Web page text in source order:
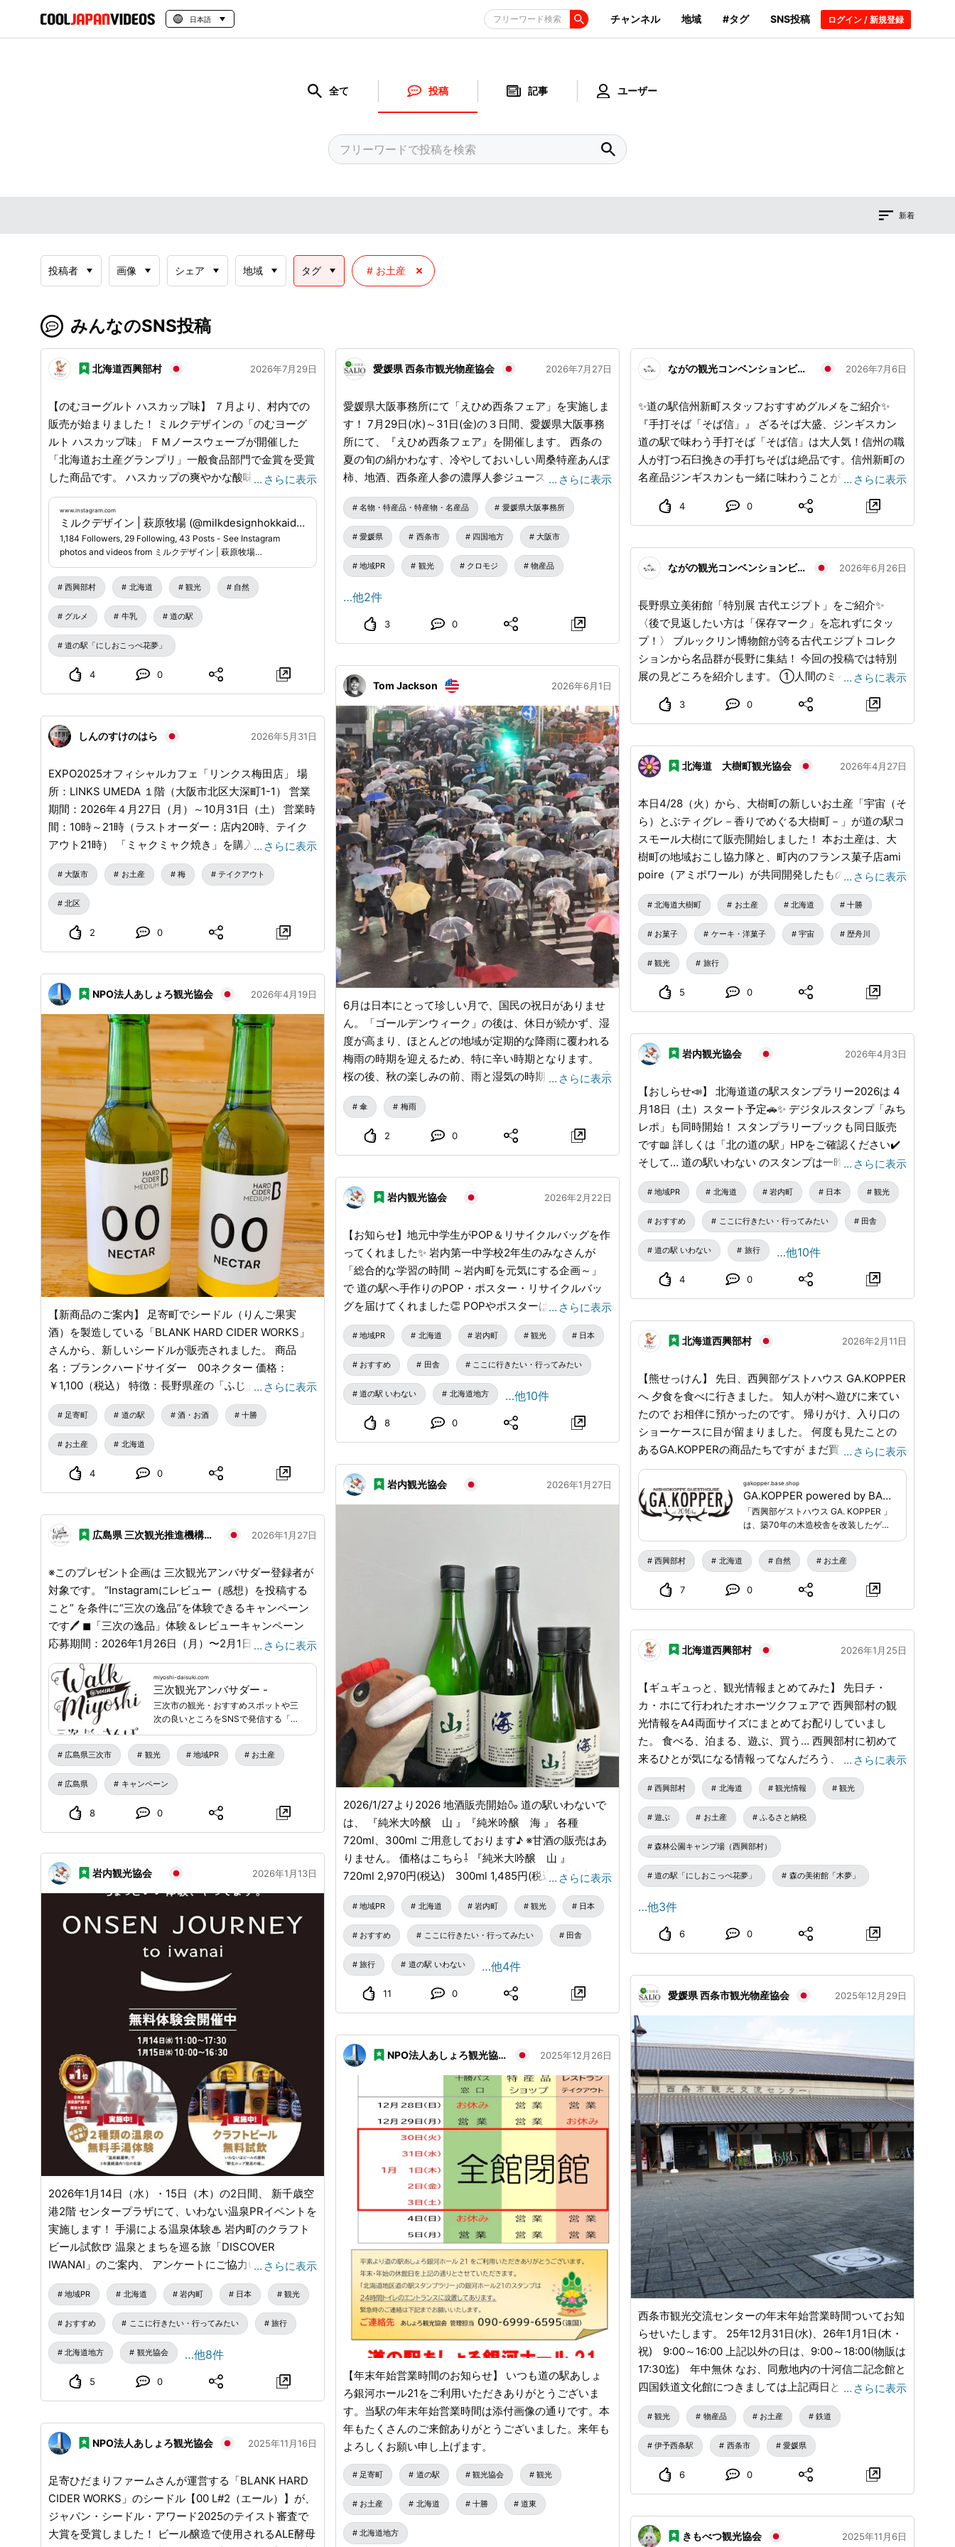
日本語 フリーワード検索 チャンネル 地域 #タグ SNS投稿 ログイン / 新規登録
全て 投稿 記事 ユーザー
新着
投稿者 画像 シェア 地域 タグ お土産
みんなのSNS投稿
北海道西興部村 2026年7月29日
【のむヨーグルト ハスカップ味】 ７月より、村内での
販売が始まりました！ ミルクデザインの「のむヨーグ
ルト ハスカップ味」 ＦＭノースウェーブが開催した
「北海道お土産グランプリ」一般食品部門で金賞を受賞
した商品です。 ハスカップの爽やかな酸味 と のむヨー
グルトの甘みがバランスよく、お土産にも、旅のお供に
もぴったり！ 西興部村内では 道の駅「花夢」、Qマー
トにてお買い求めいただけます。 西興部村にお越しの
際には、どうぞお試しください。 - ミルクデザインは
西興部村で採れたグラスフェッドミルクを加工し、牛
乳、のむヨーグルトの他、チーズやバター等の製造も行
っています。 道の駅 にしおこっぺ「花夢」と ホテル
「森夢」では、ミルクデザインのソフトクリームも食べ
られますよ🍦 – オンラインショップ：
www.milkdesign.jp... Instagram：
www.instagram.com ...#西興部村 #のむヨーグルト #ハ
スカップ #ミルクデザイン #販売開始
… さらに表示
www.instagram.com
ミルクデザイン | 萩原牧場 (@milkdesignhokkaido) • Instagram photos and videos
1,184 Followers, 29 Following, 43 Posts - See Instagram
photos and videos from ミルクデザイン | 萩原牧場
(@milkdesignhokkaido)
西興部村 北海道 観光 自然
グルメ 牛乳 道の駅
道の駅「にしおこっぺ花夢」
4 0
愛媛県 西条市観光物産協会 2026年7月27日
愛媛県大阪事務所にて「えひめ西条フェア」を実施しま
す！ 7月29日(水)～31日(金)の３日間、愛媛県大阪事務
所にて、『えひめ西条フェア』を開催します。 西条の
夏の旬の絹かわなす、冷やしておいしい周桑特産あんぽ
柿、地酒、西条産人参の濃厚人参ジュース、その他加工
品の西条産品をご用意しております。観光のご案内も含
め、多くの方々に西条市へ訪れていただくことができる
よう、西条市の魅力をPRいたします。 近畿圏近隣にお
住まいの皆様、ぜひお立ち寄りください！ 【えひめ西
条市フェア】 ・開催期間 令和8年7月29日（水）～31日
（金）は１７時００まで ・場所 愛媛県大阪事務所 〒
550-0002大阪市西区江戸堀1-9-1 肥後橋センタービル
… さらに表示
名物・特産品・特産物・名産品 愛媛県大阪事務所
愛媛県 西条市 四国地方 大阪市
地域PR 観光 クロモジ 物産品
…他2件
3 0
ながの観光コンベンションビューロー 2026年7月6日
✨道の駅信州新町スタッフおすすめグルメをご紹介✨
『手打そば「そば信」』 ざるそば大盛、ジンギスカン
道の駅で味わう手打そば「そば信」は大人気！信州の職
人が打つ石臼挽きの手打ちそばは絶品です。信州新町の
名産品ジンギスカンも一緒に味わうことができます。
ト」。地元特産の竜峡小梅を使用し、やさしい甘酸っぱ
さが、暑い季節にぴったり。ドライブの休憩にぜひ味わ
ってみてください！ 『新町梅酒』 信州新町の梅を一度
冷凍することで旨味を凝縮させ、純米吟醸酒で仕込んだ
梅酒です。300mlと小振りなサイズでお土産におすすめ
です！ 『矢嶋製パンのパン』 信州新町道の駅で出会え
る、地元で愛される矢嶋製パン。店頭には美味しそうな
パンがずらりと並びます。旅の途中の朝食やおやつ、お
土産にもぴったりの一品です。 『直売所 旬の農産
物』 州新町道の駅の直売所には、地元で大切に育てら
いは、旅の思い出やご自宅へのお土産にもおすすめで
す。 ・基本情報 『道の駅信州新町』
@michinoeki_shinmachi 【住所】長野市信州新町水内
4619 【電話番号】026-262-2228 【営業時間】8:30～
17:45 (食堂L.O16:30時迄) #道の駅 #道の駅グルメ #道の
駅信州新町 #長野市 #長野観光
… さらに表示
4 0
ながの観光コンベンションビューロー 2026年6月26日
長野県立美術館「特別展 古代エジプト」をご紹介✨
〈後で見返したい方は「保存マーク」を忘れずにタッ
プ！〉 ブルックリン博物館が誇る古代エジプトコレク
ションから名品群が長野に集結！ 今回の投稿では特別
展の見どころを紹介します。 ①人間のミイラが２体、
られたのか？など、古代エジプト人の死生観にせまりま
や葬儀のための道具、神々の姿をあらわしたレリーフな
ど、葬送儀礼に関する作品を紹介。 ②謎に包まれたフ
つわる作品を紹介し、王の姿と王朝の変遷をたどりま
す。 ③古代エジプト人の日常生活 住居環境、食生活、
仕事事情、身だしなみ、出産や子育てなどにも着目し、
現代の生活へもつながる身近な謎を掘り起こします。
④音声ガイドは2種類 「特別版」のナビゲーターは菊
てみてはいかがでしょうか。 「通常版」では、日本テ
レビアナウンサーの辻岡義堂さんが分かりやすく解説し
ます。 ⑤PEANUTSとのコラボグッズ スヌーピーと仲
間たちが発掘調査をしている可愛いデザイン！マグカッ
プやトートバッグなど、普段使いできるアイテムも多数
ご用意！ ⑥魅力的なオリジナルグッズ 魅力的なオリジ
ナルグッズが盛りだくさん！ お菓子やぬいぐるみな
ど、様々な種類の商品が並びます。お土産には困りませ
ん！ 開催概要 【展覧会名】『ブルックリン博物館所蔵
特別展 古代エジプト』 【会期】2026年6/27日（土）
～ 9/27（日） 【会場】長野県立美術館 【開館時間】
9：00～17：00 【休館日】水曜日（ただし9/23(水)は祝
日のため開館、翌9/24(木)休館） 【平日来場者特典】オ
リジナルステッカープレゼント※無くなり次第終了 #古
代エジプト #古代エジプト展 #長野県立美術館 #長野市
… さらに表示
3 0
Tom Jackson 2026年6月1日
6月は日本にとって珍しい月で、国民の祝日がありませ
ん。「ゴールデンウィーク」の後は、休日が続かず、湿
度が高まり、ほとんどの地域が定期的な降雨に覆われる
梅雨の時期を迎えるため、特に辛い時期となります。
桜の後、秋の楽しみの前、雨と湿気の時期にちょうど重
なるため、旅行に最も人気のある季節とは言えません。
しかし、日本の雨には独自の文化があります！日本は世
界中で最も傘にお金を使っていることをご存知ですか？
界の本当の働き者は透明なビニール傘です。 これらは
どのコンビニでも数百円で手に入れることができ、この
いは、親切に言えば、すべてが見分けがつかないため、
誰かがあなたのビニール傘を別のものと間違えたのかも
しれません。）強風で壊れることもあります。しかし、
この傘の使い捨てで手軽に交換できる性質が魅力の核心
です。人通りの多い国では、透明性が混雑した通りをナ
ビゲートするのに役立ちます。雨の中で、同じ傘を持っ
ている人々が大勢いる光景は、他の時や場所では見られ
ない独特の雰囲気を醸し出しています。 この雨の季節
に国にいるなら、安価でアイコニックな傘のお土産を持
って帰ってみてはいかがでしょうか？
… さらに表示
傘 梅雨
2 0
しんのすけのはら 2026年5月31日
EXPO2025オフィシャルカフェ「リンクス梅田店」 場
所：LINKS UMEDA １階（大阪市北区大深町1-1） 営業
期間：2026年４月27日（月）～10月31日（土） 営業時
間：10時～21時（ラストオーダー：店内20時、テイク
アウト21時） 「ミャクミャク焼き」を購入 モチモチ食
感・・・微妙な感じ ミャクミャクステッカーもゲット
できたので良し・・・ お土産に・・・
… さらに表示
大阪市 お土産 梅 テイクアウト
北区
2 0
北海道 大樹町観光協会 2026年4月27日
本日4/28（火）から、大樹町の新しいお土産「宇宙（そ
ら）とぶティグレ－香りでめぐる大樹町－」が道の駅コ
スモール大樹にて販売開始しました！ 本お土産は、大
樹町の地域おこし協力隊と、町内のフランス菓子店ami
poire（アミポワール）が共同開発したものです。 ティ
グレとはフランス発祥の焼き菓子で、しっとりとしたフ
ィナンシェ生地の真ん中に、ガナッシュを流し込んだ、
とてもリッチなスイーツです。 素材についても、大樹
町産（ハスカップ、木苺、ハチミツ）、十勝産（卵）、
北海道産（小麦粉、バター）など、地元のものにこだわ
うな気持ちになれること間違いなし。 ぜひお試しくだ
さい！
… さらに表示
北海道大樹町 お土産 北海道 十勝
お菓子 ケーキ・洋菓子 宇宙 歴舟川
観光 旅行
5 0
NPO法人あしょろ観光協会 2026年4月19日
【新商品のご案内】 足寄町でシードル（りんご果実
酒）を製造している「BLANK HARD CIDER WORKS」
さんから、新しいシードルが販売されました。 商品
名：ブランクハードサイダー 00ネクター 価格：
￥1,100（税込） 特徴：長野県産の「ふじ」とワイン酵
母を使用。発酵途中にりんごの果汁を加えることで、濃
厚なりんご蜜を感じさせる甘さが特徴のシードルです。
他のフレーバーのシードルよりアルコール度数が低い
（5％）ため、シードルを飲んだことのない方にもおす
すめです。 道の駅あしょろ銀河ホール21ショップにて
販売しておりますので、お立ち寄りの際はぜひチェック
… さらに表示
足寄町 道の駅 酒・お酒 十勝
お土産 北海道
4 0
岩内観光協会 2026年4月3日
【おしらせ📣】 北海道道の駅スタンプラリー2026は 4
月18日（土）スタート予定🚗✨ デジタルスタンプ「みち
レポ」も同時開始！ スタンプラリーブックも同日販売
です📖 詳しくは「北の道の駅」HPをご確認ください✔️
そして… 道の駅いわない のスタンプは一昨年に リニュ
ーアル済み🐟✨ お立ち寄りの際は、ぜひ館内売店もご
覧ください🙏
… さらに表示
地域PR 北海道 岩内町 日本 観光
おすすめ ここに行きたい・行ってみたい 田舎
道の駅 いわない 旅行 …他10件
4 0
岩内観光協会 2026年2月22日
【お知らせ】地元中学生がPOP＆リサイクルバッグを作
ってくれました✨ 岩内第一中学校2年生のみなさんが
「総合的な学習の時間 ～岩内町を元気にする企画～」
で 道の駅へ手作りのPOP・ポスター・リサイクルバッ
グを届けてくれました👏 POPやポスターは、 「お客様
が本当に知りたい情報は？」を考え、 売れ筋商品をリ
サーチして作成✨ イラストや英語表記など工夫がいっぱ
いで、とても見やすい仕上がりです！ そして注目ポイ
ント🐟 リサイクルバッグの「たら丸」イラストは、 現
在木田金次郎美術館にて開催中の 「ふるさとこども美
術展」で木田金次郎賞 を受賞された井戸端さんの作品
です✨ 限定の特別デザインバッグ、これは見逃せませ
みてください😊
… さらに表示
地域PR 北海道 岩内町 観光 日本
おすすめ 田舎 ここに行きたい・行ってみたい
道の駅 いわない 北海道地方 …他10件
8 0
北海道西興部村 2026年2月11日
【熊せっけん】 先日、西興部ゲストハウス GA.KOPPER
へ 夕食を食べに行きました。 知人が村へ遊びに来てい
たので お相伴に預かったのです。 帰りがけ、入り口の
ショーケースに目が留まりました。 何度も見たことの
あるGA.KOPPERの商品たちですが まだ買ったことがな
かった、熊せっけん。 冬は肌が乾燥し、特に手の甲や
指先のかゆみが気になっていたので 肌荒れを防ぐ効果
があると聞き、石鹸を購入してみました。 - この石鹸
は、 西興部村に生息するヒグマの油と 下川町産トドマ
ツ葉油、 滝上町産ハッカ油などを配合してつくられた
もの。 ハンターであるゲストハウス・オーナーの 浅野
さんが自ら撃った熊の油が使われています。 熊や鹿は
農作物、森林へ被害を与えるなどの理由から害獣とされ
ていますが、見方を変えれば、獣たちは西興部村にとっ
ての資源でもあります。 加工の大変さはあれど （時間
も手間も、すごくかかります） 毛皮、肉、油、角…様々
な部位が有効活用できるのです。 その中でも熊油は、
古くからアイヌの人たちが万能薬として使っていまし
た。 手指のあかぎれや乾燥した唇、 やけどした皮膚に
塗ると肌を癒してくれるそう。 そんな油からつくられ
た石鹸は 洗い上がりの肌がしっとりとした感触で、つ
っぱりにくいです。 手洗い用にも、洗顔用にもおすす
GA.KOPPERを訪れるか、 オンラインショップをチェッ
クしてみてください。 gakopper.base.shop
タッフ不在の日もありますので GA.KOPPERへの訪問
は、事前のご連絡をおすすめします - ちなみに熊せっけ
んを製造しているのは 下川町で化粧品をつくっている
SORRYKOUBOUさん。 SORRYKOUBOUさんの化粧品
ーブや自生する植物を原料につくられたスキンケア製品
です。 - 身近な自然の中に自分の肌に寄り添ってくれる
#SORRYKOUBOU #スキンケア
… さらに表示
gakopper.base.shop
GA.KOPPER powered by BASE
「西興部ゲストハウス GA. KOPPER 」
は、築70年の木造校舎を改装したゲス
材を活かした商品開発と、まちおこし
に繋がるアイテムの販売を実施してい
客さま限定に販売させていただいてお
KOPPER（ガコッパー）のHPもぜひご
覧ください。http://gakopper.com/
/◎GA. KOPPER ブログ
http://kopper.blog.jp◎GA. KOPPER ☎️
09064467689浅野❮ご注文前にご確認
をおねがいします❯〈送料・配送につい
て〉◆全国一律５００円です。ステッ
カーのみでご注文の場合は、全国一律
２００円です。◆配送方法はゆうパッ
ク／レターパック／スマートレターの
いずれかです。商品のサイズや個数に
より、配送方法を変更させていただき
ます。◆ご注文後、２日～7日程で発送
となりますが、在庫状況によってはお
待ちいただくこともございます。予め
ご相談ください。◆北海道からの発送
です。遠い地域にお住まいの方は時間
るトラブルについては責任を負い兼ね
ます。〈返品・交換・キャンセルにつ
いて〉◆万が一、破損や不足等がござ
合によるキャンセル・返品交換は承っ
西興部村 北海道 自然 お土産
7 0
岩内観光協会 2026年1月27日
2026/1/27より2026 地酒販売開始🍶 道の駅いわないで
は、 『純米大吟醸 山 』『純米吟醸 海 』 各種
720ml、300ml ご用意しております♪ ※甘酒の販売はあ
りません。 価格はこちら⇩ 『純米大吟醸 山 』
720ml 2,970円(税込) 300ml 1,485円(税込) 『純米吟
醸 海 』 720ml 2,200円(税込) 300ml 1,100円(税込)
「純米大吟醸 山」精米歩合45% フルーティーで雑味
のないすっきりとした味わいで チーズなどのおつまみ
との相性抜群！ 「純米吟醸 海」精米歩合60% お刺身
などのお食事と合わることで互いを引き立て合う 「食
幌国税局主催 新酒鑑評会 純米酒の部にて金賞受賞しま
… さらに表示
地域PR 北海道 岩内町 観光 日本
おすすめ ここに行きたい・行ってみたい 田舎
旅行 道の駅 いわない …他4件
11 0
広島県 三次観光推進機構（みよしDMO） 2026年1月27日
※このプレゼント企画は 三次観光アンバサダー登録者が
対象です。 “Instagramにレビュー（感想）を投稿する
こと” を条件に“三次の逸品”を体験できるキャンペーン
です🖊️ ◼︎「三次の逸品」体験＆レビューキャンペーン
応募期間：2026年1月26日（月）〜2月1日（日） 当選
発表：2026年2月3日（火） ※当選者のみに連絡をしま
す。 当選通知に記載した期日までに必要情報を返信し
てください。 ◼︎三次の逸品一覧 各5名ずつ合計30名に当
たります🎁✨ A．洋酒ケーキ（10個入り） B．
HIROSHIMA NOH BREWERY 3本セット C．おはようフ
ルーツ朝食セット D．チーズ饅頭（6個入り） E．ほう
じ茶シロップ＆はぶ草茶セット F．山の芋元気セット
※AとBにはアルコールが含まれます。 アルコールが弱い
方はご応募をお控えください。 Bは20歳未満の方の応募
はできません。 ◼︎応募方法 三次観光アンバサダーに登
ンバサダーへの登録方法 ・三次観光アンバサダーに未
登録の方は 下記のリンクから三次観光アンバサダーに
登録→自動返信メールから LINE公式に登録してくださ
バサダー登録者であること ・Instagramアカウントを持
っていて公開状態で投稿していること ・当選した場合
・プレゼント企画後のアンケートに回答できること ◼︎注
三次の逸品を体験してInstagramで発信してもらうこと
が目的のため、非公開（鍵がかかった）アカウントから
の応募は当選しません。 三次市が大好き💕な 皆さまか
らのご応募をお待ちしています☺️miyoshi-
daisuki.com/
… さらに表示
miyoshi-daisuki.com
三次観光アンバサダー -
三次市の観光・おすすめスポットや三
次の良いところをSNSで発信する「三
す。随時会員を募集しています！モニ
ターツアーに応募できる会員特典など
もあります。あなたも三次観光アンバ
サダーに登録してみませんか？
広島県三次市 観光 地域PR お土産
広島県 キャンペーン
8 0
北海道西興部村 2026年1月25日
【ギュギュっと、観光情報まとめてみた】 先日チ・
カ・ホにて行われたオホーツクフェアで 西興部村の観
光情報をA4両面サイズにまとめてお配りしていまし
た。 食べる、泊まる、遊ぶ、買う… 西興部村に初めて
来るひとが気になる情報ってなんだろう、と考えながら
情報を厳選してみたので、SNSにも載せておこうかと思
います！ 〇アクセス 催事会場が札幌駅だったので 札幌
駅から西興部村への移動について調べてみました。 だ
いたい４～６時間ほどかかります🚙 ちょっとした小旅
行ですね。 村内にはガソリンスタンドがありますので
お車で来られた場合にも安心です🙌 〇食べる、泊ま
る、遊ぶ… 夏季限定の施設もいくつかあります。 ま
た、画像のほかにもイベントが開かれていたり 自然の
産 道の駅花夢やホテル森夢だけでなく 地元商店などで
もお買い求めいただけるものがあります。 中には、ふ
ョップからご購入いただけるものもありますよ✨ ふるさ
と納税 ＞＞ さとふる、楽天ふるさと納税、ふるさとチ
ョイス ＞グラスフェッドミルクを取り扱う「ミルクデ
ザイン」 ＞野菜を育て販売している「瀬戸牛農園」 -
昨年、西興部村の観光パンフレットが新しくなって そ
ちらには各施設の魅力や基本情報などが更に細かく紹介
されています。 観光全般に関するお問い合わせは 西興
部村観光情報発信センター「里住夢（りずむ）」までお
気軽にお問い合わせください。 📞０１５８－８５－７
１２５ 📩 ni.kankouannaiあっとまーくgmail.com #オ
ホーツク #アクセス #泊まる #食べる #呑む #買う
… さらに表示
西興部村 北海道 観光情報 観光
遊ぶ お土産 ふるさと納税
森林公園キャンプ場（西興部村）
道の駅「にしおこっぺ花夢」 森の美術館「木夢」
…他3件
6 0
岩内観光協会 2026年1月13日
2026年1月14日（水）・15日（木）の2日間、 新千歳空
港2階 センタープラザにて、いわない温泉PRイベントを
実施します！ 手湯による温泉体験♨ 岩内町のクラフト
ビール試飲🍺 温泉とまちを巡る旅「DISCOVER
IWANAI」のご案内、 アンケートにご協力いただいた方
へのささやかなプレゼントをご用意しております♪ いわ
ない温泉はニセコエリアのすぐ隣にありながら、 海と
山に囲まれた静かな港町の温泉地♨ 美肌の湯として全
国的にも評価されてきました。 にぎやかな観光地では
なく、 静かに、ゆっくりと温泉と向き合う時間を過ご
したい方にこそ、 知っていただきたい場所です。 空港
で出会い、次は、現地で。 お近くの方も、乗り継ぎの
ベントブースでは特産品の販売も行っております。 こ
の機会に岩内町を知ってください！！
… さらに表示
地域PR 北海道 岩内町 日本 観光
おすすめ ここに行きたい・行ってみたい 旅行
北海道地方 観光協会 …他8件
5 0
愛媛県 西条市観光物産協会 2025年12月29日
西条市観光交流センターの年末年始営業時間ついてお知
らせいたします。 25年12月31日(水)、26年1月1日(木・
祝) 9:00～16:00 上記以外の日は、9:00～18:00(物販は
17:30迄) 年中無休 なお、同敷地内の十河信二記念館と
四国鉄道文化館につきましては上記両日ともに終日休館
です。 本年もたくさんの方々にお越しいただき、誠に
ありがとうございました。 来年もよろしくお願い申し
上げます。
… さらに表示
観光 物産品 お土産 鉄道
伊予西条駅 西条市 愛媛県
6 0
NPO法人あしょろ観光協会 2025年12月26日
【年末年始営業時間のお知らせ】 いつも道の駅あしょ
ろ銀河ホール21をご利用いただきありがとうございま
す。当駅の年末年始営業時間は添付画像の通りです。本
年もたくさんのご来館ありがとうございました。来年も
よろしくお願い申し上げます。
足寄町 道の駅 観光協会 観光
お土産 北海道 十勝 道東
北海道地方
NPO法人あしょろ観光協会 2025年11月16日
足寄ひだまりファームさんが運営する「BLANK HARD
CIDER WORKS」のシードル【00 L#2（エール）】が、
ジャパン・シードル・アワード2025のテイスト審査で
大賞を受賞しました！ ビール醸造で使用されるALE酵母
きもべつ観光協会 2025年11月6日